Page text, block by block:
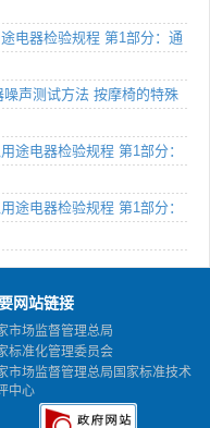
电器检验规程 第1部分：通
声测试方法 按摩椅的特殊
途电器检验规程 第1部分：
途电器检验规程 第1部分：
网站链接
市场监督管理总局
标准化管理委员会
市场监督管理总局国家标准技术
中心